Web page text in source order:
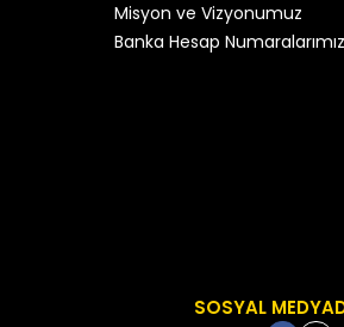
Misyon ve Vizyonumuz
Banka Hesap Numaralarımız
SOSYAL